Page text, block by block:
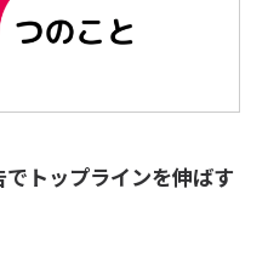
トップラインを伸ばす